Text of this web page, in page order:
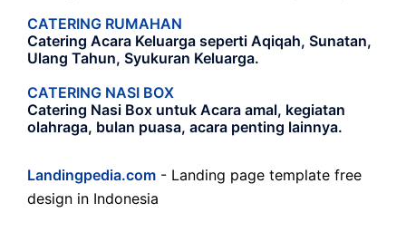
CATERING RUMAHAN
Catering Acara Keluarga seperti Aqiqah, Sunatan,
Ulang Tahun, Syukuran Keluarga.
CATERING NASI BOX
Catering Nasi Box untuk Acara amal, kegiatan
olahraga, bulan puasa, acara penting lainnya.
Landingpedia.com - Landing page template free
design in Indonesia